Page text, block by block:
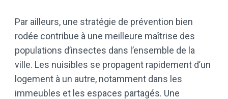
Par ailleurs, une stratégie de prévention bien
rodée contribue à une meilleure maîtrise des
populations d’insectes dans l’ensemble de la
ville. Les nuisibles se propagent rapidement d’un
logement à un autre, notamment dans les
immeubles et les espaces partagés. Une